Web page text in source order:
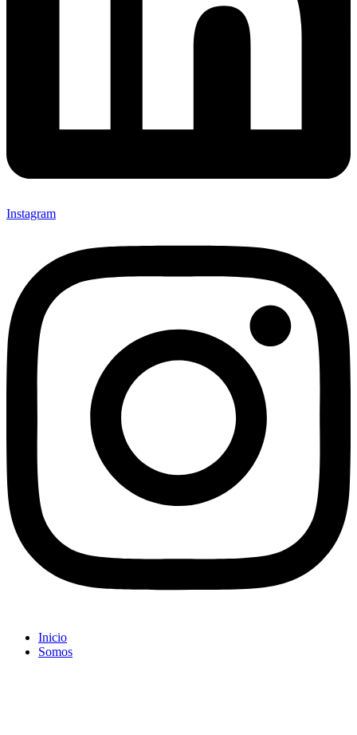
Instagram
Inicio
Somos